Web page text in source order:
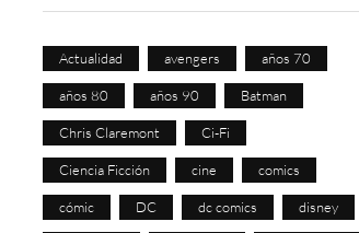
Actualidad avengers años 70
años 80 años 90 Batman
Chris Claremont Ci-Fi
Ciencia Ficción cine comics
cómic DC dc comics disney